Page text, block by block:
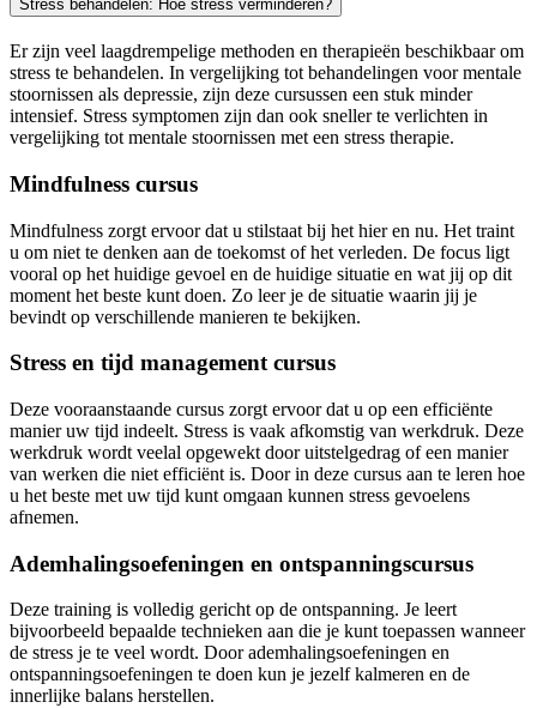
Stress behandelen: Hoe stress verminderen?
Er zijn veel laagdrempelige methoden en therapieën beschikbaar om
stress te behandelen. In vergelijking tot behandelingen voor mentale
stoornissen als depressie, zijn deze cursussen een stuk minder
intensief. Stress symptomen zijn dan ook sneller te verlichten in
vergelijking tot mentale stoornissen met een stress therapie.
Mindfulness cursus
Mindfulness zorgt ervoor dat u stilstaat bij het hier en nu. Het traint
u om niet te denken aan de toekomst of het verleden. De focus ligt
vooral op het huidige gevoel en de huidige situatie en wat jij op dit
moment het beste kunt doen. Zo leer je de situatie waarin jij je
bevindt op verschillende manieren te bekijken.
Stress en tijd management cursus
Deze vooraanstaande cursus zorgt ervoor dat u op een efficiënte
manier uw tijd indeelt. Stress is vaak afkomstig van werkdruk. Deze
werkdruk wordt veelal opgewekt door uitstelgedrag of een manier
van werken die niet efficiënt is. Door in deze cursus aan te leren hoe
u het beste met uw tijd kunt omgaan kunnen stress gevoelens
afnemen.
Ademhalingsoefeningen en ontspanningscursus
Deze training is volledig gericht op de ontspanning. Je leert
bijvoorbeeld bepaalde technieken aan die je kunt toepassen wanneer
de stress je te veel wordt. Door ademhalingsoefeningen en
ontspanningsoefeningen te doen kun je jezelf kalmeren en de
innerlijke balans herstellen.